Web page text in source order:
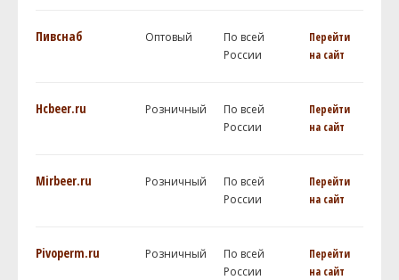
Пивснаб Оптовый
По всей
России
Перейти
на сайт
Hcbeer.ru Розничный
По всей
России
Перейти
на сайт
Mirbeer.ru Розничный
По всей
России
Перейти
на сайт
Pivoperm.ru Розничный
По всей
России
Перейти
на сайт